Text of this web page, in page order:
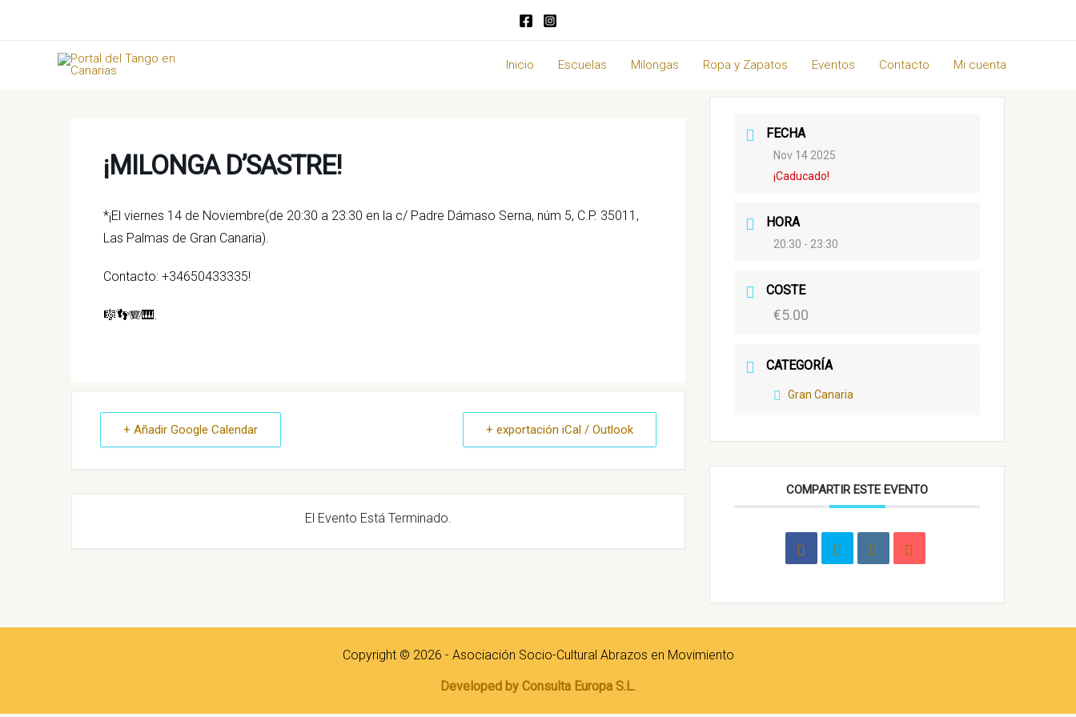
Inicio
Escuelas Milongas Ropa y Zapatos Eventos Contacto Mi cuenta
¡MILONGA D’SASTRE!
*¡El viernes 14 de Noviembre(de 20:30 a 23:30 en la c/ Padre Dámaso Serna, núm 5, C.P. 35011,
Las Palmas de Gran Canaria).
Contacto: +34650433335!
🎼👣🪗🎹.
+ Añadir Google Calendar + exportación iCal / Outlook
El Evento Está Terminado.
FECHA
Nov 14 2025
¡Caducado!
HORA
20:30 - 23:30
COSTE
€5.00
CATEGORÍA
Gran Canaria
COMPARTIR ESTE EVENTO
Copyright © 2026 - Asociación Socio-Cultural Abrazos en Movimiento
Developed by Consulta Europa S.L.